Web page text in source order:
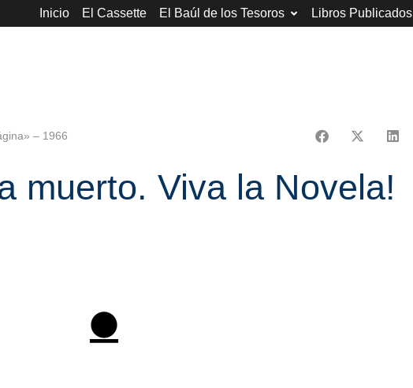
Inicio El Cassette El Baúl de los Tesoros Libros Publicados
– 1966
muerto. Viva la Novela!